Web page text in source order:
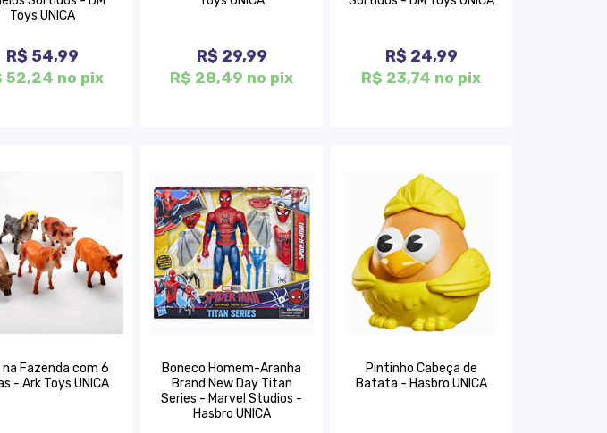
Toys UNICA
R$ 54,99
52,24 no pix
R$ 29,99
R$ 28,49 no pix
R$ 24,99
R$ 23,74 no pix
na Fazenda com 6
- Ark Toys UNICA
Boneco Homem-Aranha
Brand New Day Titan
Series - Marvel Studios -
Hasbro UNICA
Pintinho Cabeça de
Batata - Hasbro UNICA